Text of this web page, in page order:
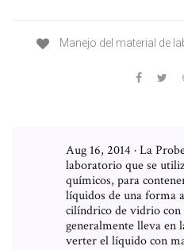
Manejo del material de
Aug 16, 2014 · La
laboratorio que se
químicos, para
líquidos de una forma
cilíndrico de vidrio con
generalmente lleva en
verter el líquido con